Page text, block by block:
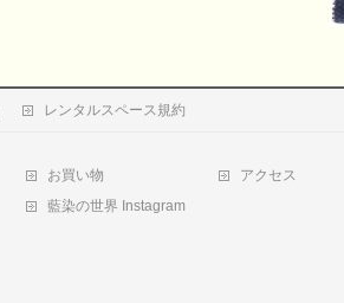
レンタルスペース規約
お買い物 アクセス
藍染の世界 Instagram